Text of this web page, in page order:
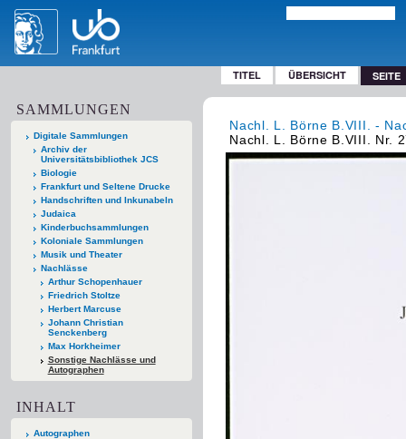
TITEL ÜBERSICHT SEITE
SAMMLUNGEN
Digitale Sammlungen
Archiv der
Universitätsbibliothek JCS
Biologie
Frankfurt und Seltene Drucke
Handschriften und Inkunabeln
Judaica
Kinderbuchsammlungen
Koloniale Sammlungen
Musik und Theater
Nachlässe
Arthur Schopenhauer
Friedrich Stoltze
Herbert Marcuse
Johann Christian
Senckenberg
Max Horkheimer
Sonstige Nachlässe und
Autographen
INHALT
Autographen
Nachl. L. Börne B.VIII. -
Nachl. L. Börne B.VIII. Nr.